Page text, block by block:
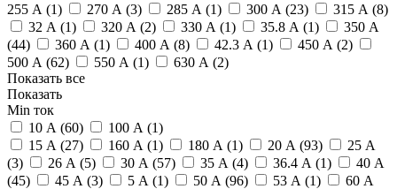
255 А (1) 270 А (3) 285 А (1) 300 А (23) 315 А (8)
32 А (1) 320 А (2) 330 А (1) 35.8 А (1)
350 А
(44) 360 А (1) 400 А (8) 42.3 А (1) 450 А (2)
500 А (62) 550 А (1) 630 А (2)
Показать все
Показать
Min ток
10 А (60) 100 А (1)
15 А (27) 160 А (1) 180 А (1) 20 А (93)
25 А
(3) 26 А (5) 30 А (57) 35 А (4) 36.4 А (1)
40 А
(45) 45 А (3) 5 А (1) 50 А (96) 53 А (1)
60 А